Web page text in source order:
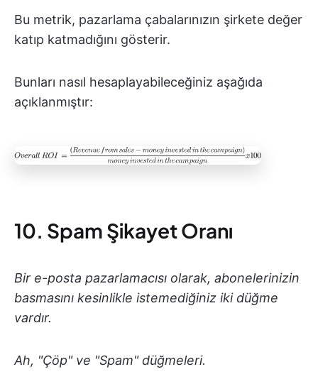
Bu metrik, pazarlama çabalarınızın şirkete değer
katıp katmadığını gösterir.
Bunları nasıl hesaplayabileceğiniz aşağıda
açıklanmıştır:
10. Spam Şikayet Oranı
Bir e-posta pazarlamacısı olarak, abonelerinizin
basmasını kesinlikle istemediğiniz iki düğme
vardır.
Ah, "Çöp" ve "Spam" düğmeleri.